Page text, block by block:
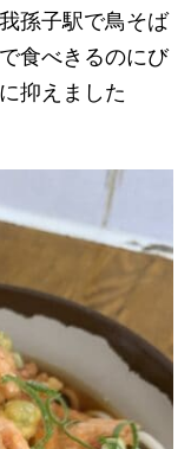
孫子駅で鳥そば
食べきるのにび
抑えました